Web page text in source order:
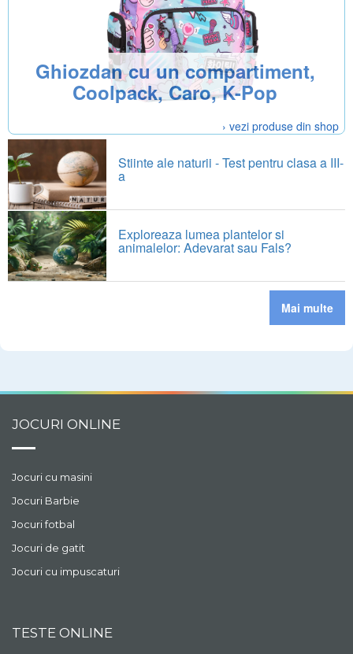
Ghiozdan cu un compartiment,
Coolpack, Caro, K-Pop
› vezi produse din shop
Stiinte ale naturii - Test pentru clasa a III-
a
Exploreaza lumea plantelor si
animalelor: Adevarat sau Fals?
Mai multe
JOCURI ONLINE
Jocuri cu masini
Jocuri Barbie
Jocuri fotbal
Jocuri de gatit
Jocuri cu impuscaturi
TESTE ONLINE